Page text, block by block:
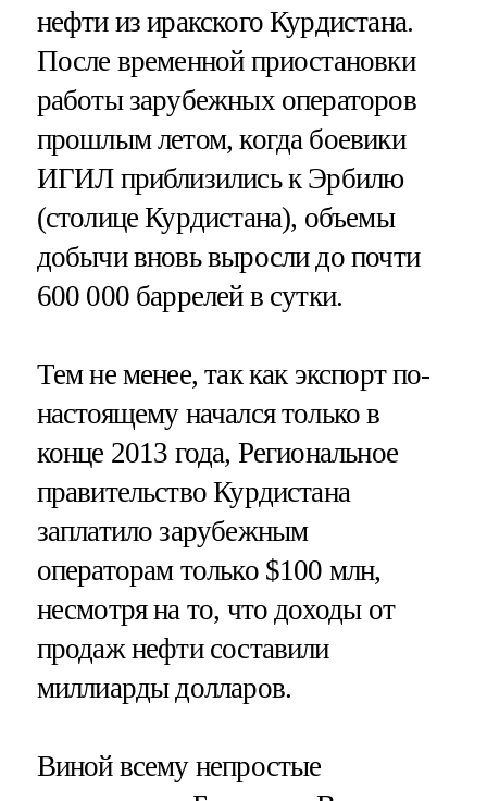
нефти из иракского Курдистана.
После временной приостановки
работы зарубежных операторов
прошлым летом, когда боевики
ИГИЛ приблизились к Эрбилю
(столице Курдистана), объемы
добычи вновь выросли до почти
600 000 баррелей в сутки.
Тем не менее, так как экспорт по-
настоящему начался только в
конце 2013 года, Региональное
правительство Курдистана
заплатило зарубежным
операторам только $100 млн,
несмотря на то, что доходы от
продаж нефти составили
миллиарды долларов.
Виной всему непростые